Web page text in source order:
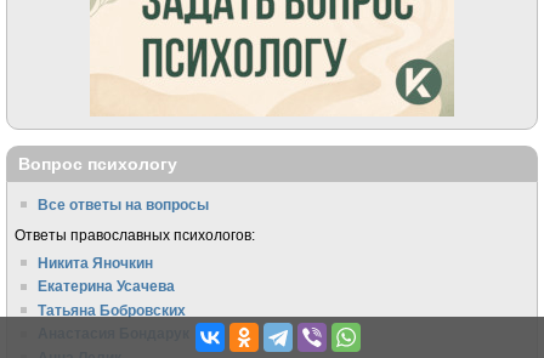
Вопрос психологу
Все ответы на вопросы
Ответы православных психологов:
Никита Яночкин
Екатерина Усачева
Татьяна Бобровских